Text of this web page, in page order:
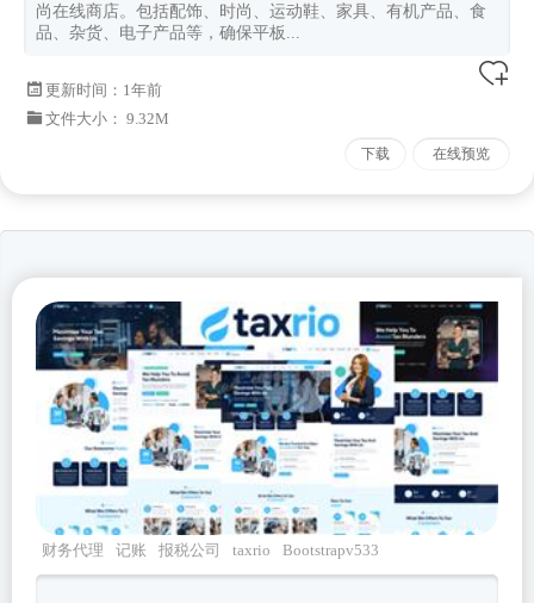
尚在线商店。包括配饰、时尚、运动鞋、家具、有机产品、食
品、杂货、电子产品等，确保平板...
更新时间： 1年前
文件大小： 9.32M
下载 在线预览
财务代理 记账 报税公司 taxrio Bootstrapv533